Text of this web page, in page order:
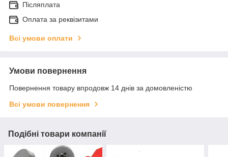
Післяплата
Оплата за реквізитами
Всі умови оплати
Умови повернення
Повернення товару впродовж 14 днів за домовленістю
Всі умови повернення
Подібні товари компанії